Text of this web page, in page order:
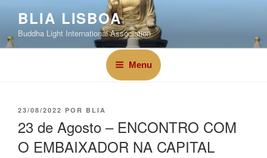
BLIA LISBOA
Buddha Light International Association
Menu
23/08/2022 POR BLIA
23 de Agosto – ENCONTRO COM
O EMBAIXADOR NA CAPITAL